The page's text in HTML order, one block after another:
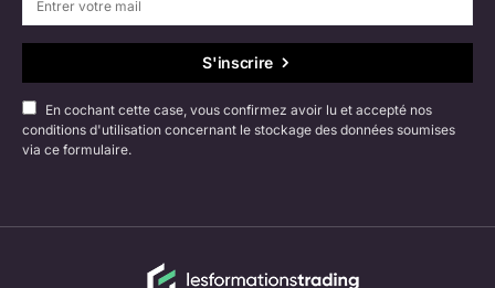
S'inscrire
En cochant cette case, vous confirmez avoir lu et accepté nos
conditions d'utilisation concernant le stockage des données soumises
via ce formulaire.